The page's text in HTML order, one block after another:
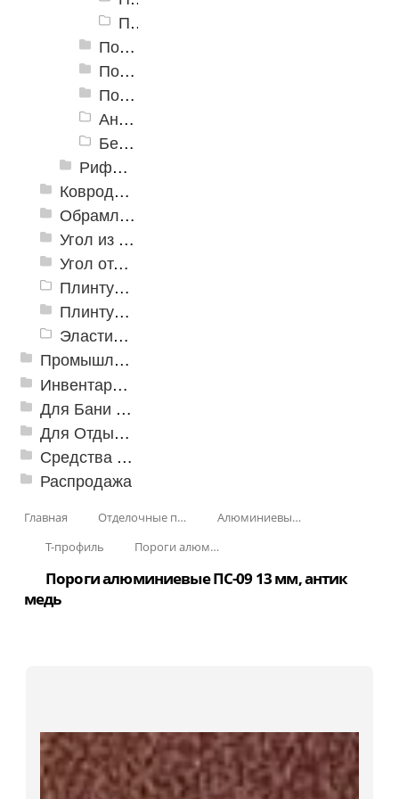
Пороги алюминиевые ПС-09 13 мм, сосна
Пороги алюминиевые ПС-10 18 мм, Т-образные, гнущиеся
Пороги алюминиевые ПС-11 26 мм, Т-образные, гнущиеся
Пороги алюминиевые ПС-15 29 мм (скрытый крепеж)
Анодированный Т-профиль
Без покрытия Т-профиль (голый алюминий)
Рифленые алюминиевые листы и углы квинтет
Ковродержатели
Обрамление
Угол из ПВХ
Угол отделочный арочный
Плинтус для столешниц
Плинтусы «KronPlast»
Эластичный напольно-стыковочный профиль Cezar
Промышленный текстиль
Инвентарь для клининга
Для Бани и Сауны
Для Отдыха и Пикника
Средства от насекомых и садовых вредителей
Распродажа
Главная Отделочные профили
Алюминиевые пороги
Т-профиль
Пороги алюминиевые ПС-09 13 мм, Т-образные, гнущиеся
Пороги алюминиевые ПС-09 13 мм, антик
медь